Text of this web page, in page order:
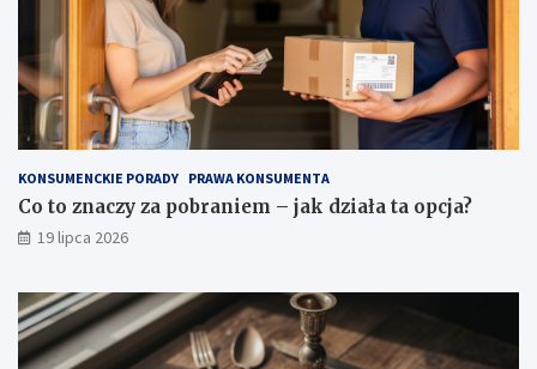
KONSUMENCKIE PORADY PRAWA KONSUMENTA
Co to znaczy za pobraniem – jak działa ta opcja?
19 lipca 2026